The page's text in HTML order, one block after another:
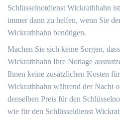
Schlüsselnotdienst Wickrathhahn
immer dann zu helfen, wenn Sie
Wickrathhahn benötigen.
Machen Sie sich keine Sorgen,
Wickrathhahn Ihre Notlage
Ihnen keine zusätzlichen Kosten
Wickrathhahn während der Nacht
denselben Preis für den
wie für den Schlüsseldienst